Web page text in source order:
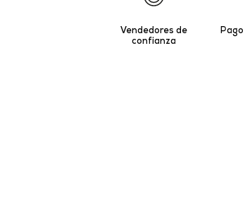
Vendedores de
confianza